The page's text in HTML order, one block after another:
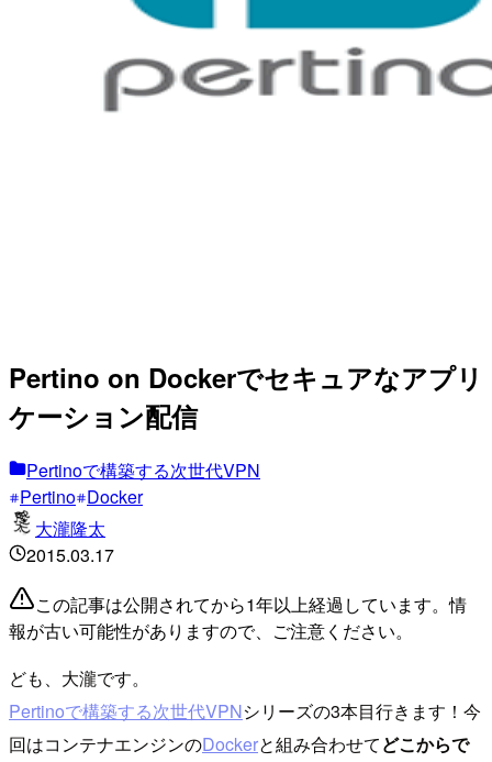
Pertino on Dockerでセキュアなアプリ
ケーション配信
Pertinoで構築する次世代VPN
Pertino Docker
大瀧隆太
2015.03.17
この記事は公開されてから1年以上経過しています。情
報が古い可能性がありますので、ご注意ください。
ども、大瀧です。
Pertinoで構築する次世代VPNシリーズの3本目行きます！今
回はコンテナエンジンのDockerと組み合わせてどこからで